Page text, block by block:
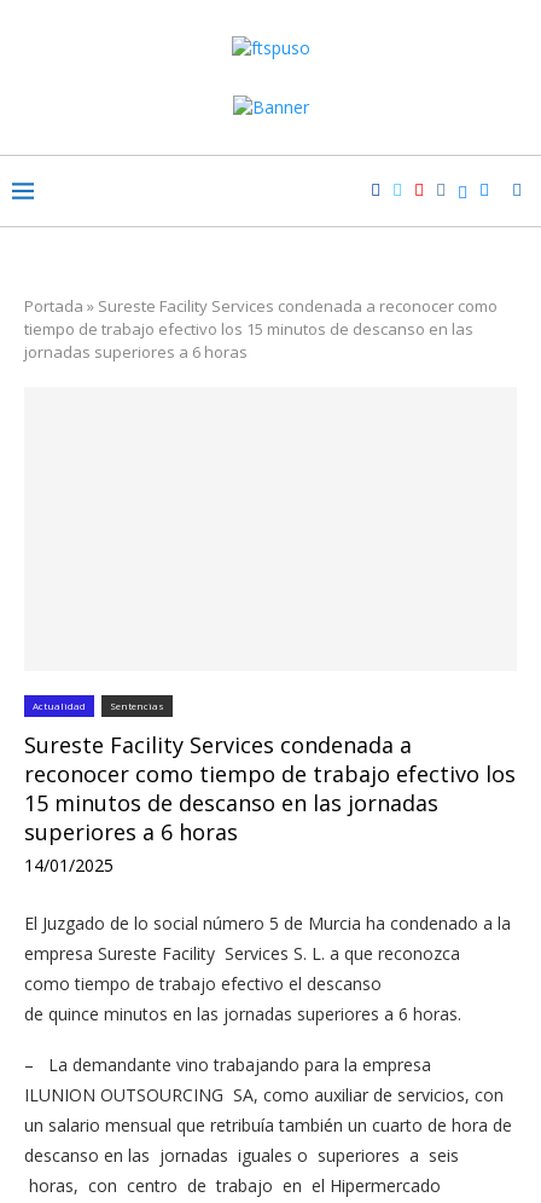
Portada » Sureste Facility Services condenada a reconocer como
tiempo de trabajo efectivo los 15 minutos de descanso en las
jornadas superiores a 6 horas
Actualidad Sentencias
Sureste Facility Services condenada a
reconocer como tiempo de trabajo efectivo los
15 minutos de descanso en las jornadas
superiores a 6 horas
14/01/2025
El Juzgado de lo social número 5 de Murcia ha condenado a la
empresa Sureste Facility Services S. L. a que reconozca
como tiempo de trabajo efectivo el descanso
de quince minutos en las jornadas superiores a 6 horas.
– La demandante vino trabajando para la empresa
ILUNION OUTSOURCING SA, como auxiliar de servicios, con
un salario mensual que retribuía también un cuarto de hora de
descanso en las jornadas iguales o superiores a seis
horas, con centro de trabajo en el Hipermercado